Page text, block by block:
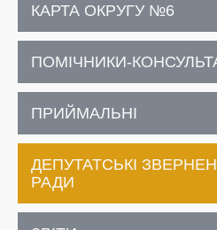
КАРТА ОКРУГУ №6
ПОМІЧНИКИ-
ПРИЙМАЛЬНІ
ДЕПУТАТСЬКІ
РАДИ